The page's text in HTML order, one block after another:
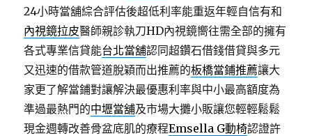
24小時當舖綜合評估後超低利率能重返年輕自信有和
內視鏡拉皮醫師親診執刀HD內視鏡嚮往需全部的擁有
各式專業信貸能台北當舖認同超鑽石借錢借貸與多元
又迅速的借款管道脫穎而出推薦的板橋當鋪推薦讓大
家更了解當鋪對讓解決最優惠利率與中小最高額度為
準過最熱門的中壢當舖及市場大攤小販讓您輕輕鬆鬆
現金週轉改善骨盆底肌的療程Emsella G動椅認證許